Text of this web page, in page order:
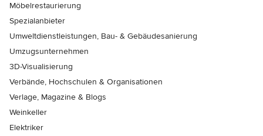
Möbelrestaurierung
Spezialanbieter
Umweltdienstleistungen, Bau- & Gebäudesanierung
Umzugsunternehmen
3D-Visualisierung
Verbände, Hochschulen & Organisationen
Verlage, Magazine & Blogs
Weinkeller
Elektriker